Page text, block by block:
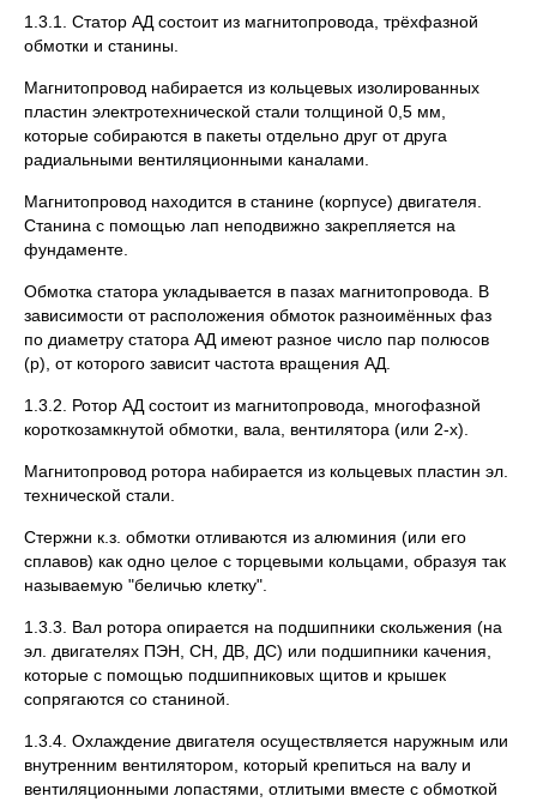
1.3.1. Статор АД состоит из магнитопровода, трёхфазной
обмотки и станины.
Магнитопровод набирается из кольцевых изолированных
пластин электротехнической стали толщиной 0,5 мм,
которые собираются в пакеты отдельно друг от друга
радиальными вентиляционными каналами.
Магнитопровод находится в станине (корпусе) двигателя.
Станина с помощью лап неподвижно закрепляется на
фундаменте.
Обмотка статора укладывается в пазах магнитопровода. В
зависимости от расположения обмоток разноимённых фаз
по диаметру статора АД имеют разное число пар полюсов
(р), от которого зависит частота вращения АД.
1.3.2. Ротор АД состоит из магнитопровода, многофазной
короткозамкнутой обмотки, вала, вентилятора (или 2-х).
Магнитопровод ротора набирается из кольцевых пластин эл.
технической стали.
Стержни к.з. обмотки отливаются из алюминия (или его
сплавов) как одно целое с торцевыми кольцами, образуя так
называемую "беличью клетку".
1.3.3. Вал ротора опирается на подшипники скольжения (на
эл. двигателях ПЭН, СН, ДВ, ДС) или подшипники качения,
которые с помощью подшипниковых щитов и крышек
сопрягаются со станиной.
1.3.4. Охлаждение двигателя осуществляется наружным или
внутренним вентилятором, который крепиться на валу и
вентиляционными лопастями, отлитыми вместе с обмоткой